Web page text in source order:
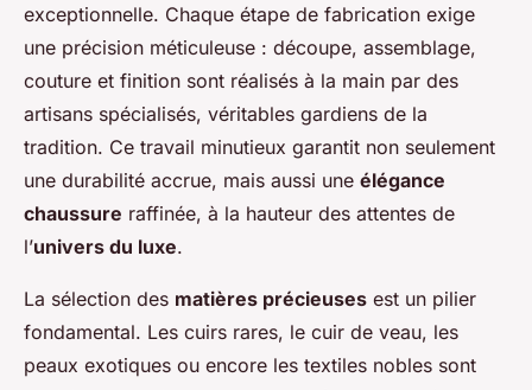
exceptionnelle. Chaque étape de fabrication exige
une précision méticuleuse : découpe, assemblage,
couture et finition sont réalisés à la main par des
artisans spécialisés, véritables gardiens de la
tradition. Ce travail minutieux garantit non seulement
une durabilité accrue, mais aussi une élégance
chaussure raffinée, à la hauteur des attentes de
l’univers du luxe.
La sélection des matières précieuses est un pilier
fondamental. Les cuirs rares, le cuir de veau, les
peaux exotiques ou encore les textiles nobles sont